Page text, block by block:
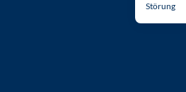
Störung